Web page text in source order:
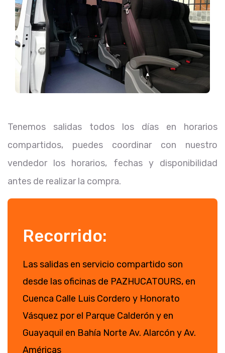
Tenemos salidas todos los días en horarios
compartidos, puedes coordinar con nuestro
vendedor los horarios, fechas y disponibilidad
antes de realizar la compra.
Recorrido:
Las salidas en servicio compartido son
desde las oficinas de PAZHUCATOURS, en
Cuenca Calle Luis Cordero y Honorato
Vásquez por el Parque Calderón y en
Guayaquil en Bahía Norte Av. Alarcón y Av.
Américas